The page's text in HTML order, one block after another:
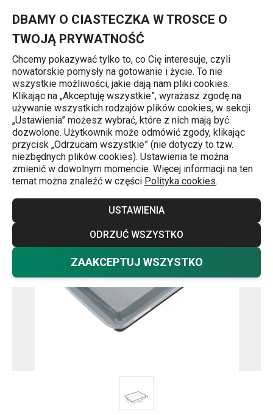
DBAMY O CIASTECZKA W TROSCE O
TWOJĄ PRYWATNOŚĆ
Chcemy pokazywać tylko to, co Cię interesuje, czyli
nowatorskie pomysły na gotowanie i życie. To nie
wszystkie możliwości, jakie dają nam pliki cookies.
Klikając na „Akceptuję wszystkie”, wyrażasz zgodę na
używanie wszystkich rodzajów plików cookies, w sekcji
„Ustawienia” możesz wybrać, które z nich mają być
dozwolone. Użytkownik może odmówić zgody, klikając
przycisk „Odrzucam wszystkie” (nie dotyczy to tzw.
niezbędnych plików cookies). Ustawienia te można
zmienić w dowolnym momencie. Więcej informacji na ten
temat można znaleźć w części Polityka cookies.
USTAWIENIA
ODRZUĆ WSZYSTKO
ZAAKCEPTUJ WSZYSTKO
Blachy
Blacha do pieczenia głęboka,
z plastikową pokrywą DELÍCIA
36 x 25 cm